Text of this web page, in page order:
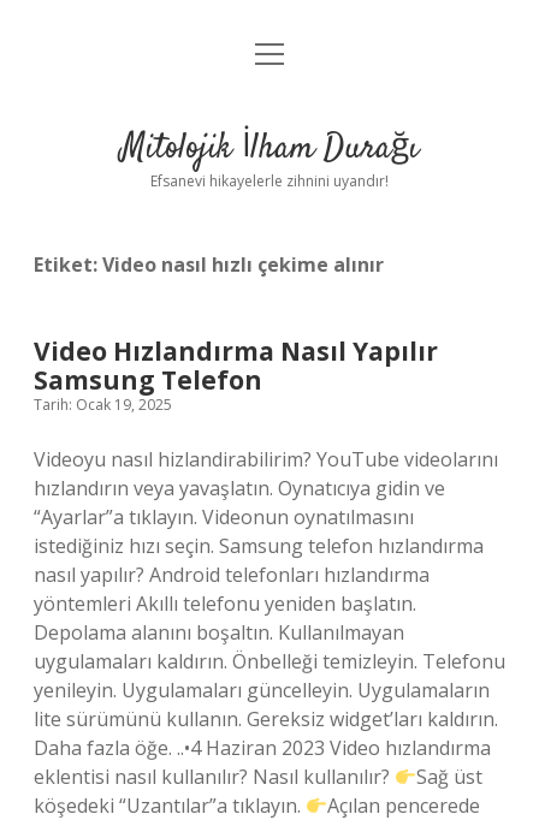
Anasayfa
Yasal Uyarı
menüyü
Mitolojik İlham Durağı
Efsanevi hikayelerle zihnini uyandır!
Etiket:Video nasıl hızlı çekime alınır
Video Hızlandırma Nasıl Yapılır
Samsung Telefon
Tarih: Ocak 19, 2025
Videoyu nasıl hizlandirabilirim? YouTube videolarını
hızlandırın veya yavaşlatın. Oynatıcıya gidin ve
“Ayarlar”a tıklayın. Videonun oynatılmasını
istediğiniz hızı seçin. Samsung telefon hızlandırma
nasıl yapılır? Android telefonları hızlandırma
yöntemleri Akıllı telefonu yeniden başlatın.
Depolama alanını boşaltın. Kullanılmayan
uygulamaları kaldırın. Önbelleği temizleyin. Telefonu
yenileyin. Uygulamaları güncelleyin. Uygulamaların
lite sürümünü kullanın. Gereksiz widget’ları kaldırın.
Daha fazla öğe. ..•4 Haziran 2023 Video hızlandırma
eklentisi nasıl kullanılır? Nasıl kullanılır?
Sağ üst
köşedeki “Uzantılar”a tıklayın.
Açılan pencerede